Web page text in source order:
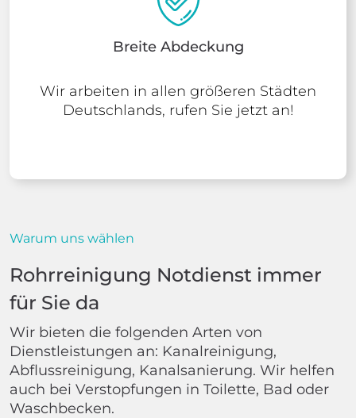
Breite Abdeckung
Wir arbeiten in allen größeren Städten
Deutschlands, rufen Sie jetzt an!
Warum uns wählen
Rohrreinigung Notdienst immer
für Sie da
Wir bieten die folgenden Arten von
Dienstleistungen an: Kanalreinigung,
Abflussreinigung, Kanalsanierung. Wir helfen
auch bei Verstopfungen in Toilette, Bad oder
Waschbecken.